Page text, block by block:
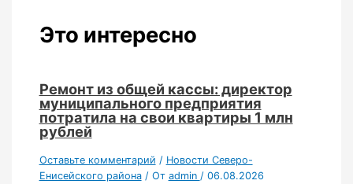
Это интересно
Ремонт из общей кассы: директор
муниципального предприятия
потратила на свои квартиры 1 млн
рублей
Оставьте комментарий / Новости Северо-
Енисейского района/ От admin / 06.08.2026